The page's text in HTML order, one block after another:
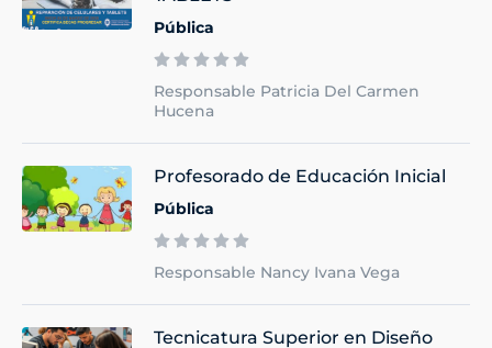
Pública
Responsable Patricia Del Carmen
Hucena
Profesorado de Educación Inicial
Pública
Responsable Nancy Ivana Vega
Tecnicatura Superior en Diseño